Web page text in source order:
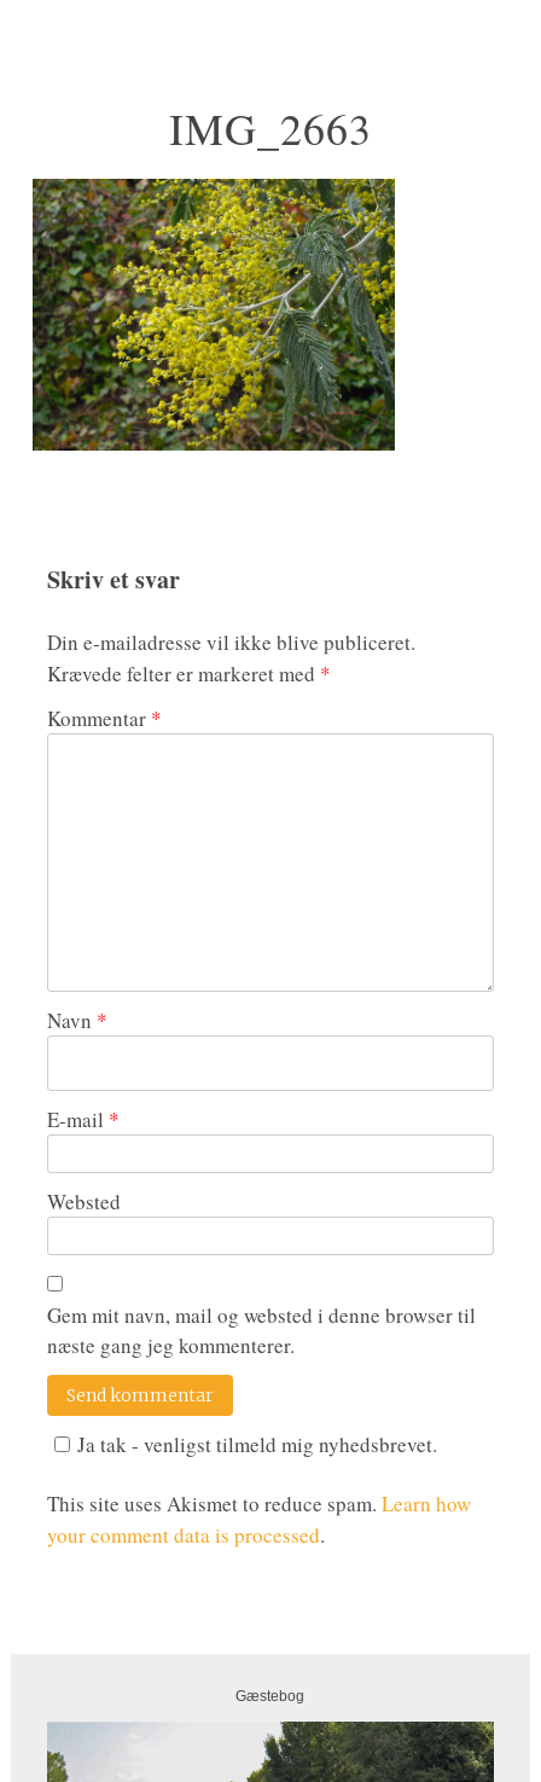
IMG_2663
Skriv et svar
Din e-mailadresse vil ikke blive publiceret.
Krævede felter er markeret med *
Kommentar *
Navn *
E-mail *
Websted
Gem mit navn, mail og websted i denne browser til
næste gang jeg kommenterer.
Ja tak - venligst tilmeld mig nyhedsbrevet.
This site uses Akismet to reduce spam. Learn how
your comment data is processed.
Gæstebog